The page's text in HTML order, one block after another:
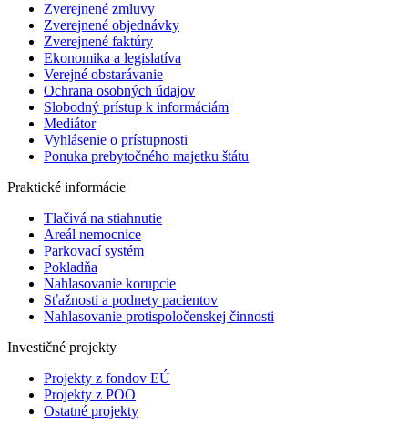
Zverejnené zmluvy
Zverejnené objednávky
Zverejnené faktúry
Ekonomika a legislatíva
Verejné obstarávanie
Ochrana osobných údajov
Slobodný prístup k informáciám
Mediátor
Vyhlásenie o prístupnosti
Ponuka prebytočného majetku štátu
Praktické informácie
Tlačivá na stiahnutie
Areál nemocnice
Parkovací systém
Pokladňa
Nahlasovanie korupcie
Sťažnosti a podnety pacientov
Nahlasovanie protispoločenskej činnosti
Investičné projekty
Projekty z fondov EÚ
Projekty z POO
Ostatné projekty